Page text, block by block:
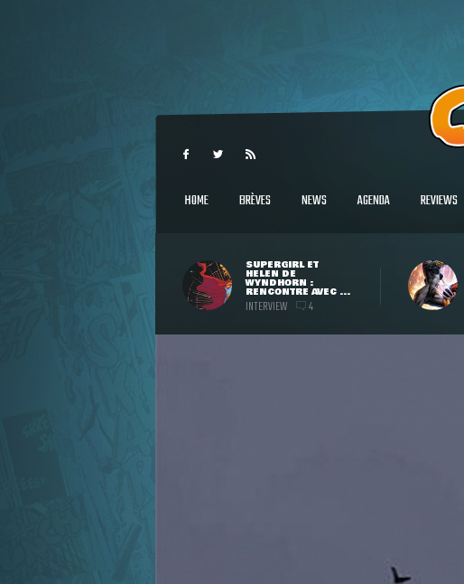
HOME BRÈVES NEWS AGENDA REVIEWS
SUPERGIRL ET
HELEN DE
WYNDHORN :
RENCONTRE AVEC ...
INTERVIEW 4